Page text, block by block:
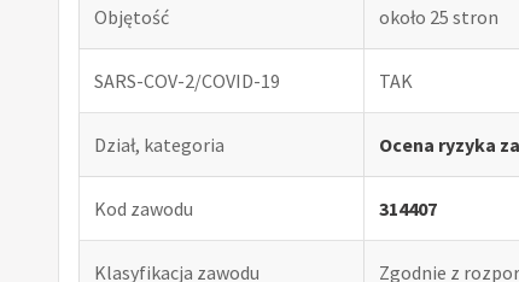
Objętość około 25 stron
SARS-COV-2/COVID-19 TAK
Dział, kategoria Ocena ryzyka
Kod zawodu 314407
Klasyfikacja zawodu
Zgodnie z